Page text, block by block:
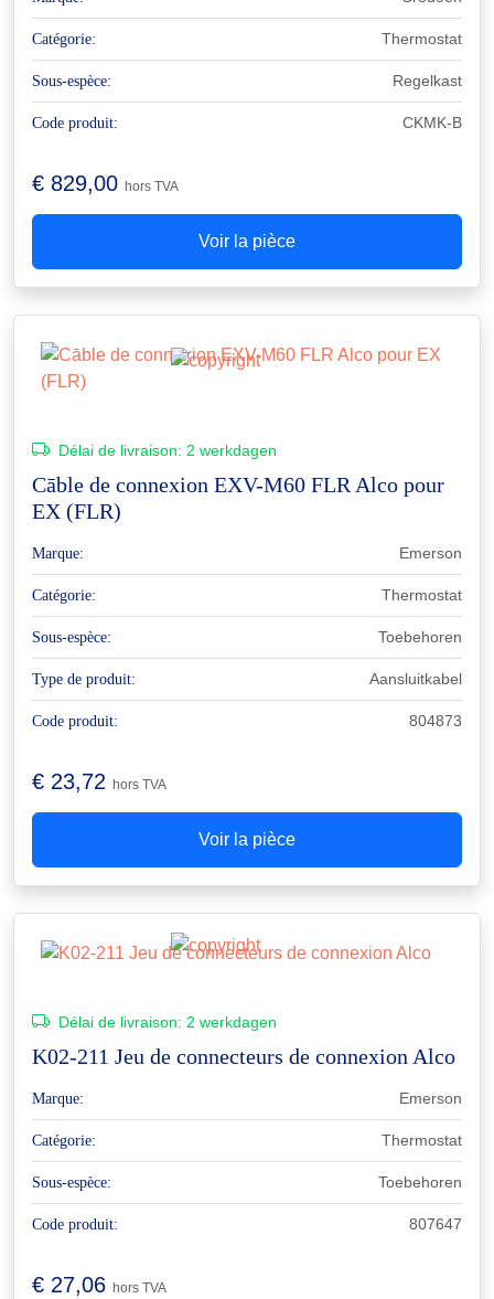
Catégorie: Thermostat
Sous-espèce: Regelkast
Code produit: CKMK-B
€ 829,00 hors TVA
Voir la pièce
Délai de livraison: 2 werkdagen
Cāble de connexion EXV-M60 FLR Alco pour
EX (FLR)
Marque: Emerson
Catégorie: Thermostat
Sous-espèce: Toebehoren
Type de produit: Aansluitkabel
Code produit: 804873
€ 23,72 hors TVA
Voir la pièce
Délai de livraison: 2 werkdagen
K02-211 Jeu de connecteurs de connexion Alco
Marque: Emerson
Catégorie: Thermostat
Sous-espèce: Toebehoren
Code produit: 807647
€ 27,06 hors TVA